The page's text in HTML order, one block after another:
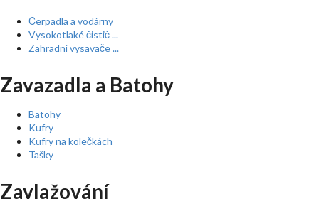
Čerpadla a vodárny
Vysokotlaké čistič ...
Zahradní vysavače ...
Zavazadla a Batohy
Batohy
Kufry
Kufry na kolečkách
Tašky
Zavlažování